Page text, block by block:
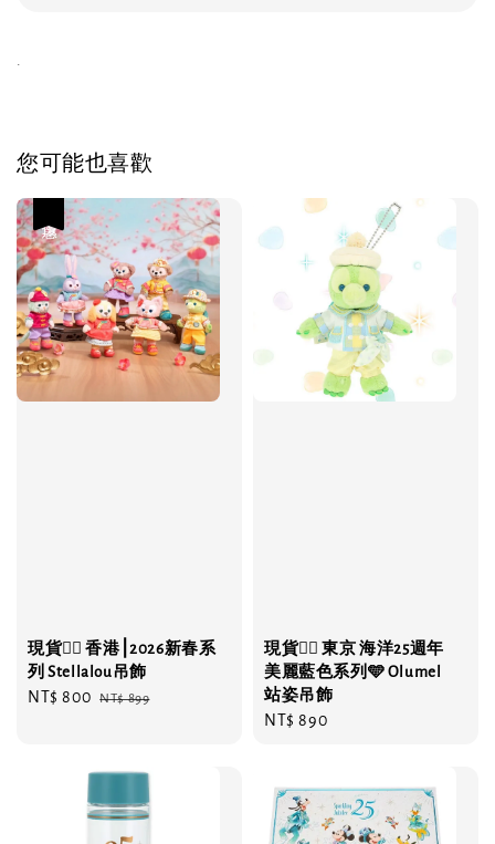
您可能也喜歡
現貨❤️‍🔥 香港⎮2026新春系
列 Stellalou吊飾
Sale
NT$ 800 Regular
NT$ 899
現貨❤️‍🔥 東京 海洋25週年
美麗藍色系列🩵 Olumel
站姿吊飾
Regular
NT$ 890